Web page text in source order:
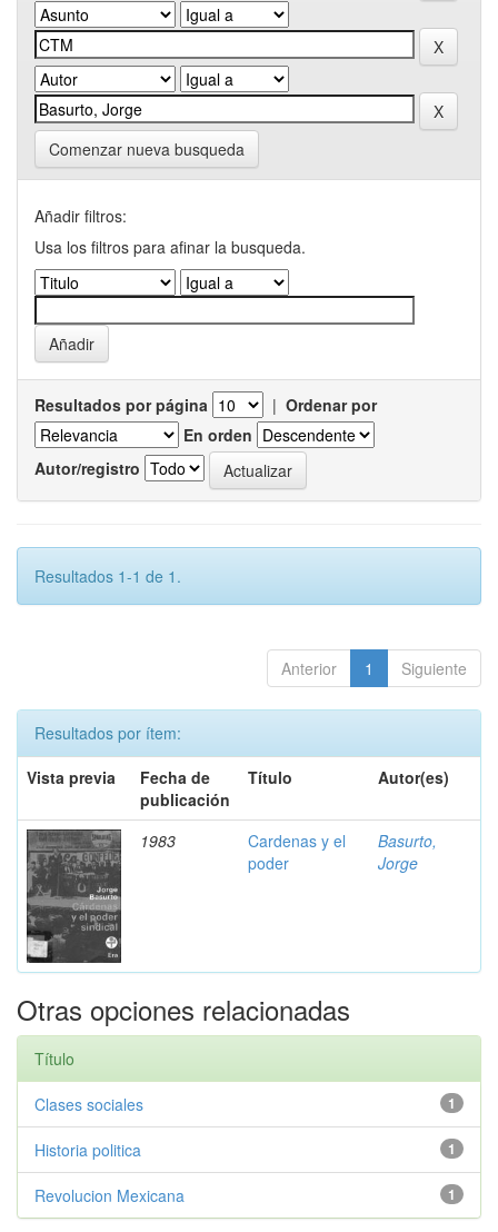
Comenzar nueva busqueda
Añadir filtros:
Usa los filtros para afinar la busqueda.
Resultados por página | Ordenar por
En orden
Autor/registro
Resultados 1-1 de 1.
Anterior 1 Siguiente
Resultados por ítem:
Vista previa
Fecha de
publicación
Título Autor(es)
1983
Cardenas y el
poder
Basurto,
Jorge
Otras opciones relacionadas
Título
1
Clases sociales
1
Historia politica
1
Revolucion Mexicana